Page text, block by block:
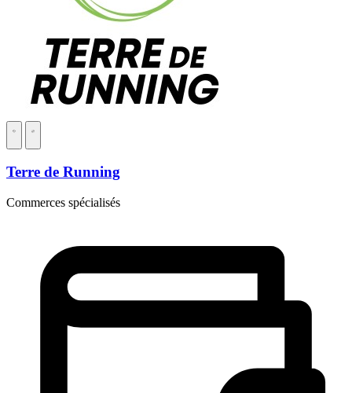
Terre de Running
Commerces spécialisés